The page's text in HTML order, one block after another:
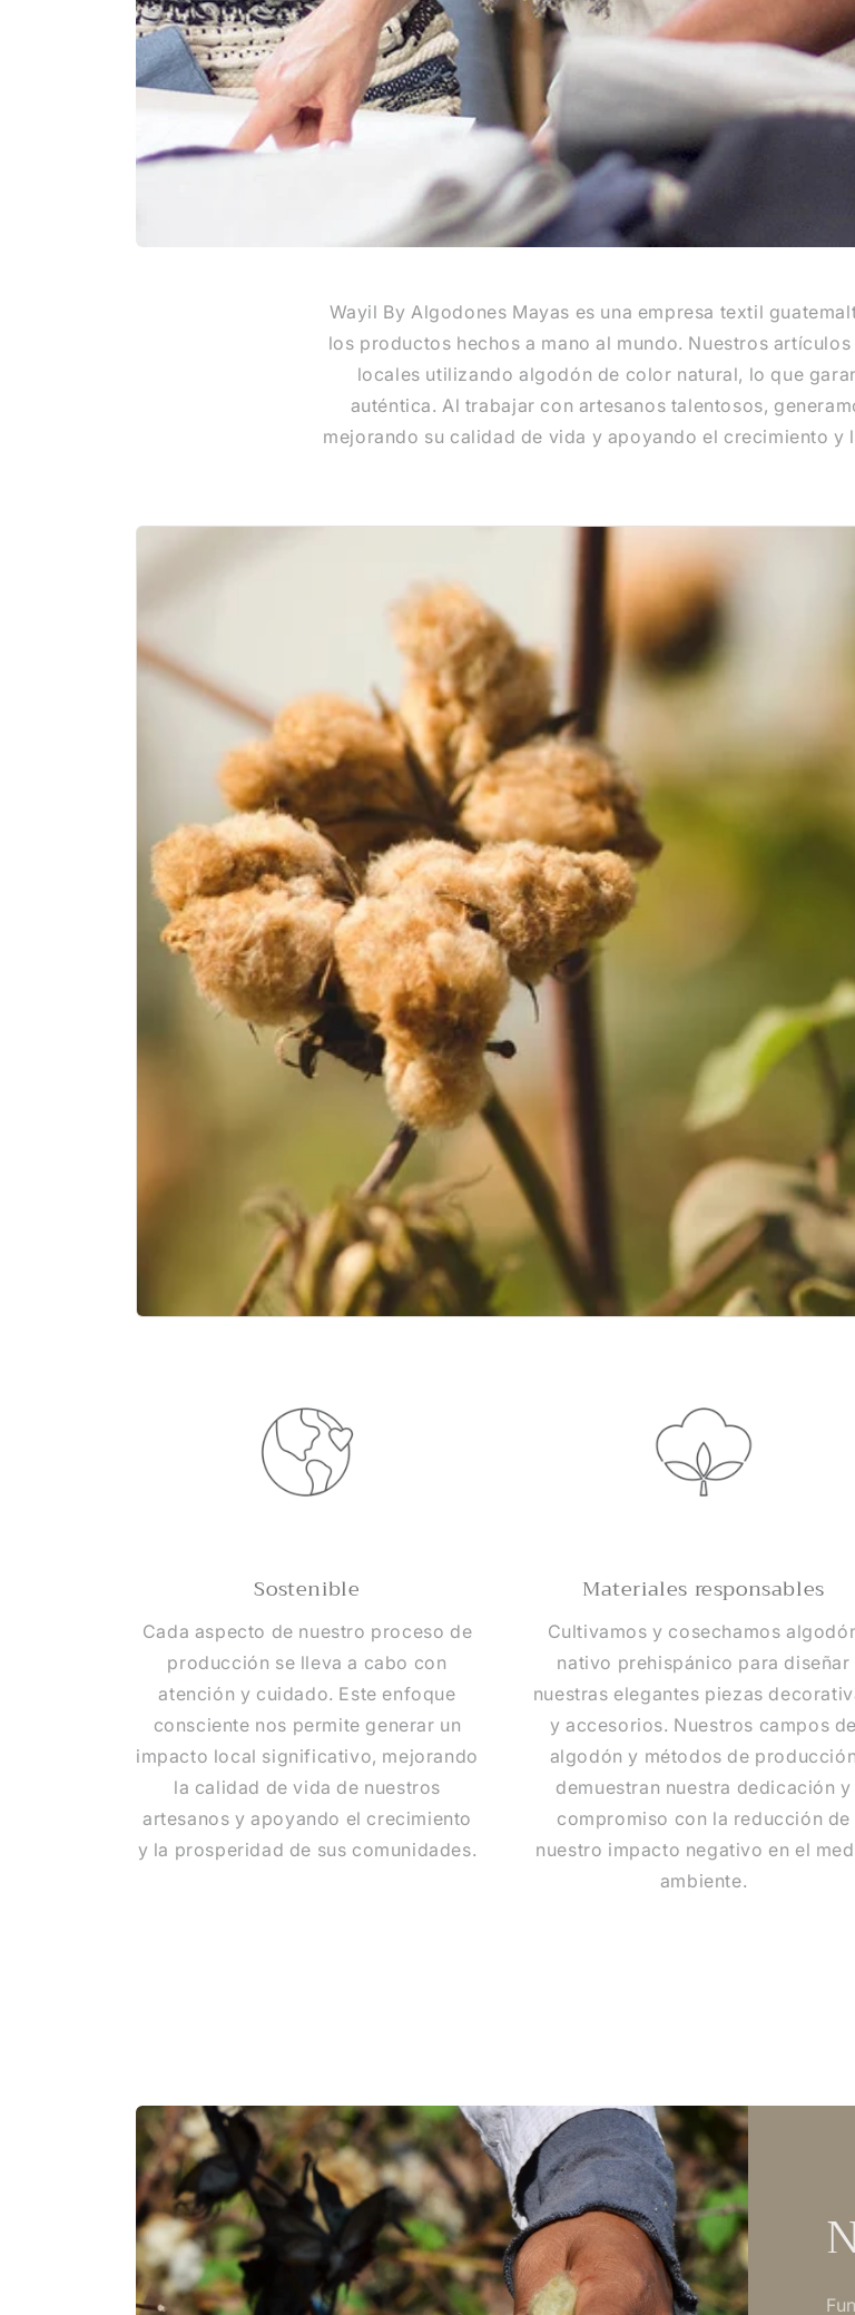
Wayil By Algodones Mayas es una empresa textil
los productos hechos a mano al mundo. Nuestros
locales utilizando algodón de color natural, lo que
auténtica. Al trabajar con artesanos talentosos,
mejorando su calidad de vida y apoyando el crecimiento y
Sostenible
Cada aspecto de nuestro proceso de
producción se lleva a cabo con
atención y cuidado. Este enfoque
consciente nos permite generar un
impacto local significativo, mejorando
la calidad de vida de nuestros
artesanos y apoyando el crecimiento
y la prosperidad de sus comunidades.
Materiales responsables
Cultivamos y cosechamos
nativo prehispánico para diseñar
nuestras elegantes piezas
y accesorios. Nuestros campos de
algodón y métodos de producción
demuestran nuestra dedicación y
compromiso con la reducción de
nuestro impacto negativo en el
ambiente.